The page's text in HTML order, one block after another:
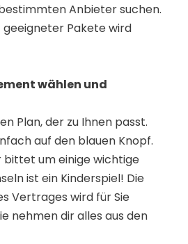
Anbieter suchen.
geeigneter Pakete wird
wählen und
Plan, der zu Ihnen passt.
auf den blauen Knopf.
bittet um einige wichtige
ist ein Kinderspiel! Die
Vertrages wird für Sie
nehmen dir alles aus den